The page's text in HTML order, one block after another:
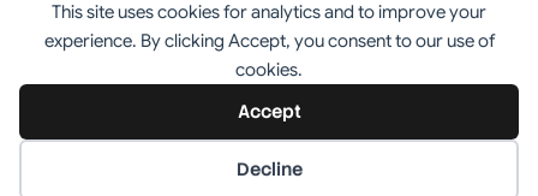
This site uses cookies for analytics and to improve your
experience. By clicking Accept, you consent to our use of
cookies.
Accept
Decline
Tentang Redaksi Kontak Disclaimer
Iklan